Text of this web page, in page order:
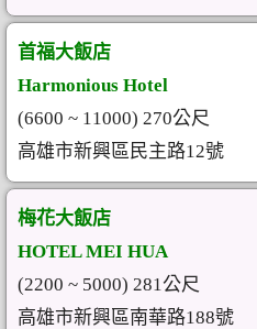
首福大飯店
Harmonious Hotel
(6600 ~ 11000) 270公尺
高雄市新興區民主路12號
梅花大飯店
HOTEL MEI HUA
(2200 ~ 5000) 281公尺
高雄市新興區南華路188號